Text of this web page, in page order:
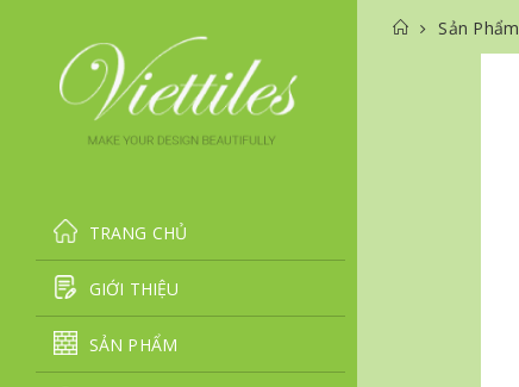
TRANG CHỦ
GIỚI THIỆU
SẢN PHẨM
Sản Phẩm